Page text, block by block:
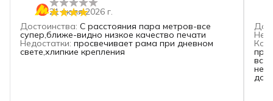
21 июля 2026 г.
Достоинства: С расстояния пара метров-все
супер,ближе-видно низкое качество печати
Недостатки: просвечивает рама при дневном
свете,хлипкие крепления
все
ней